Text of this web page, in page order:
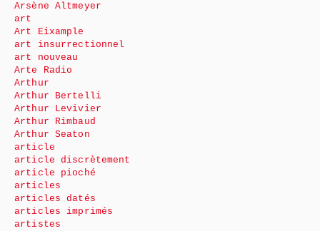
Arsène Altmeyer
art
Art Eixample
art insurrectionnel
art nouveau
Arte Radio
Arthur
Arthur Bertelli
Arthur Levivier
Arthur Rimbaud
Arthur Seaton
article
article discrètement
article pioché
articles
articles datés
articles imprimés
artistes